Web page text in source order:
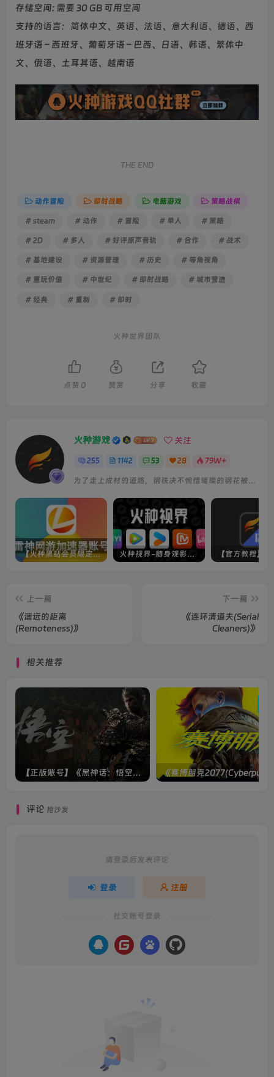
存储空间: 需要 30 GB 可用空间
支持的语言：简体中文、英语、法语、意大利语、德语、西
班牙语 – 西班牙、葡萄牙语 – 巴西、日语、韩语、繁体中
文、俄语、土耳其语、越南语
THE END
动作冒险 即时战略 电脑游戏 策略战棋
# steam # 动作 # 冒险 # 单人 # 策略
# 2D # 多人 # 好评原声音轨 # 合作 # 战术
# 基地建设 # 资源管理 # 历史 # 等角视角
# 重玩价值 # 中世纪 # 即时战略 # 城市营造
# 经典 # 重制 # 即时
火种世界团队
点赞 0 赞赏 分享 收藏
火种游戏 关注
255 1142 53 28 79W+
为了走上成材的道路，钢铁决不惋惜璀璨的钢花被遗弃
【火种黑钻会员限定】雷神加速器账号 火种视界-随身观影神器（完美适配手机端）
上一篇
《遥远的距离
(Remoteness)》
下一篇
《连环清道夫(Serial
Cleaners)》
相关推荐
【正版账号】《黑神话：悟空(BLACK MYTH WU KONG)》
评论 抢沙发
请登录后发表评论
登录 注册
社交账号登录